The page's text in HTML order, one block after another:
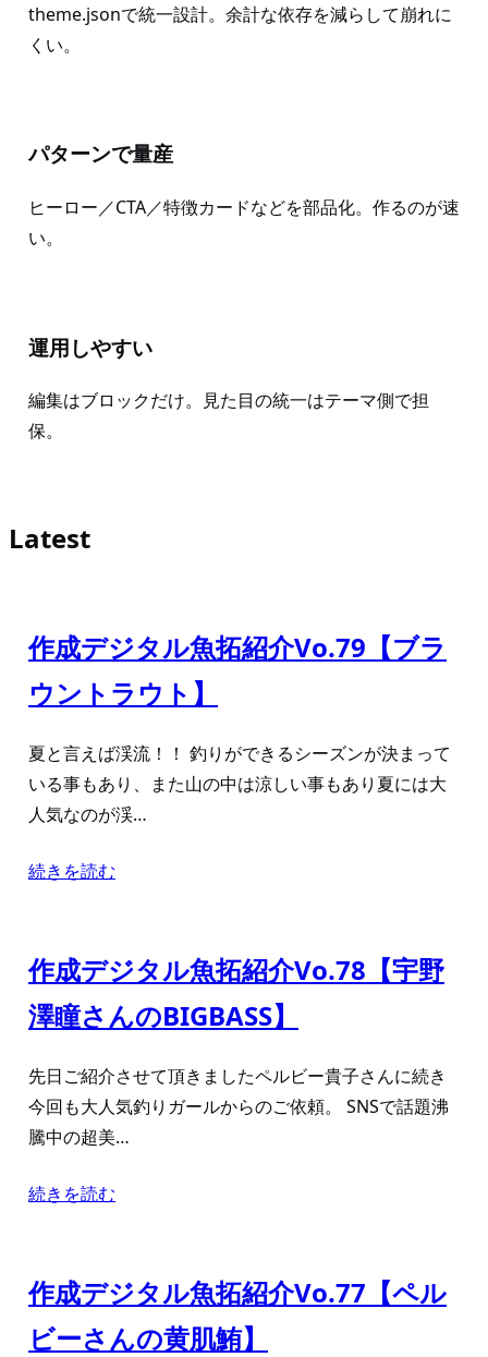
theme.jsonで統一設計。余計な依存を減らして崩れに
くい。
パターンで量産
ヒーロー／CTA／特徴カードなどを部品化。作るのが速
い。
運用しやすい
編集はブロックだけ。見た目の統一はテーマ側で担
保。
Latest
作成デジタル魚拓紹介Vo.79【ブラ
ウントラウト】
夏と言えば渓流！！ 釣りができるシーズンが決まって
いる事もあり、また山の中は涼しい事もあり夏には大
人気なのが渓…
続きを読む
作成デジタル魚拓紹介Vo.78【宇野
澤瞳さんのBIGBASS】
先日ご紹介させて頂きましたペルビー貴子さんに続き
今回も大人気釣りガールからのご依頼。 SNSで話題沸
騰中の超美…
続きを読む
作成デジタル魚拓紹介Vo.77【ペル
ビーさんの黄肌鮪】